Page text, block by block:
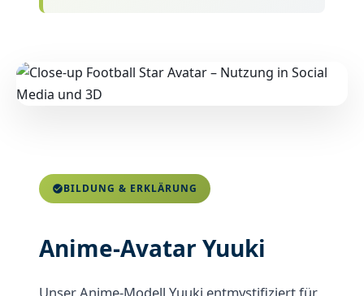
BILDUNG & ERKLÄRUNG
Anime-Avatar Yuuki